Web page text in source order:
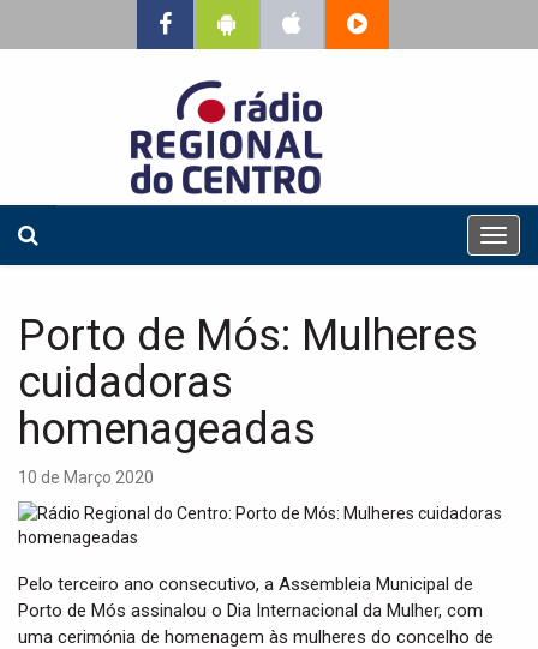
T
o
a
Porto de Mós: Mulheres
cuidadoras
homenageadas
10 de Março 2020
Pelo terceiro ano consecutivo, a Assembleia Municipal de
Porto de Mós assinalou o Dia Internacional da Mulher, com
uma cerimónia de homenagem às mulheres do concelho de